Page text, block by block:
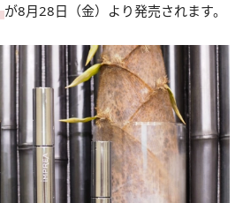
が8月28日（金）より発売されます。